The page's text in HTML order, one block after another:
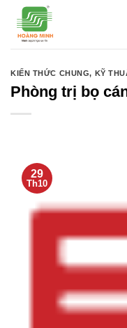
qua
KIẾN THỨC CHUNG, KỸ
Phòng trị bọ
29
Th10